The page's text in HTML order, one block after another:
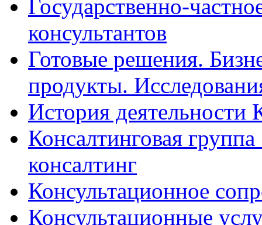
Государственно-
консультантов
Готовые решения.
продукты.
История деятельности
Консалтинговая
консалтинг
Консультационное
Консультационные